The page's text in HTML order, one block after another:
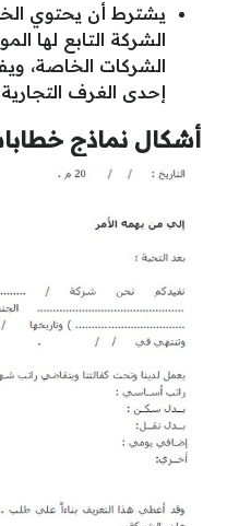
يشترط أن يحتوي
الشركة التابع لها
الشركات الخاصة،
إحدى الغرف
أشكال نماذج